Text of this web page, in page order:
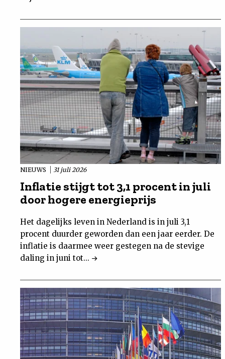
NIEUWS 31 juli 2026
Inflatie stijgt tot 3,1 procent in juli
door hogere energieprijs
Het dagelijks leven in Nederland is in juli 3,1
procent duurder geworden dan een jaar eerder. De
inflatie is daarmee weer gestegen na de stevige
daling in juni tot...